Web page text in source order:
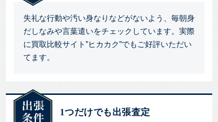
失礼な行動や汚い身なりなどがないよう、毎朝身
だしなみや言葉遣いをチェックしています。実際
に買取比較サイト”ヒカカク”でもご好評いただい
てます。
1つだけでも出張査定